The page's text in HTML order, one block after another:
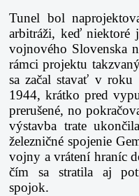
Tunel bol
arbitráži, keď niektoré
vojnového Slovenska
rámci projektu
sa začal stavať v
1944, krátko pred
prerušené, no
výstavba trate
železničné spojenie
vojny a vrátení hraníc
čím sa stratila aj
spojok.